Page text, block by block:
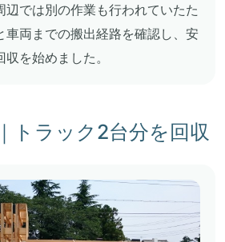
辺では別の作業も行われていたた
車両までの搬出経路を確認し、安
を始めました。
トラック2台分を回収